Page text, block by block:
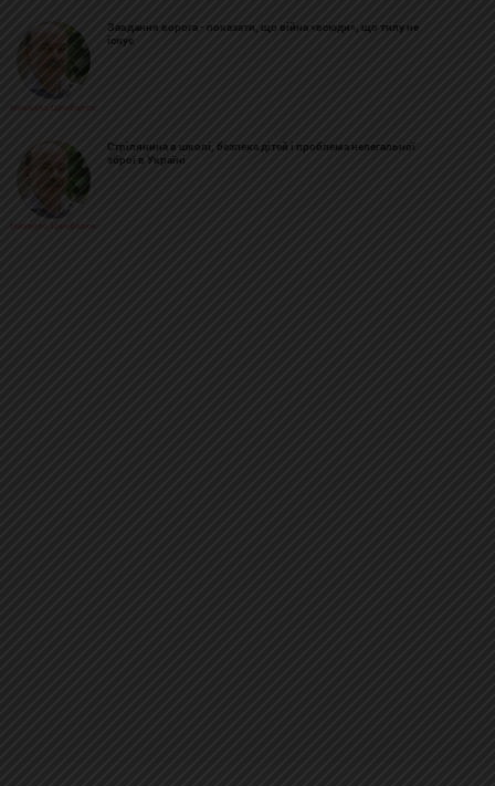
Михайло Цимбалюк
Завдання ворога - показати, що війна «всюди», що тилу не
існує
Михайло Цимбалюк
Стрілянина в школі, безпека дітей і проблема нелегальної
зброї в Україні